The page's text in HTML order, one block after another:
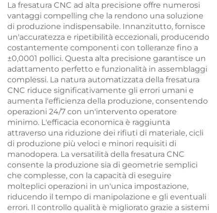
La fresatura CNC ad alta precisione offre numerosi
vantaggi compelling che la rendono una soluzione
di produzione indispensabile. Innanzitutto, fornisce
un'accuratezza e ripetibilità eccezionali, producendo
costantemente componenti con tolleranze fino a
±0,0001 pollici. Questa alta precisione garantisce un
adattamento perfetto e funzionalità in assemblaggi
complessi. La natura automatizzata della fresatura
CNC riduce significativamente gli errori umani e
aumenta l'efficienza della produzione, consentendo
operazioni 24/7 con un'intervento operatore
minimo. L'efficacia economica è raggiunta
attraverso una riduzione dei rifiuti di materiale, cicli
di produzione più veloci e minori requisiti di
manodopera. La versatilità della fresatura CNC
consente la produzione sia di geometrie semplici
che complesse, con la capacità di eseguire
molteplici operazioni in un'unica impostazione,
riducendo il tempo di manipolazione e gli eventuali
errori. Il controllo qualità è migliorato grazie a sistemi